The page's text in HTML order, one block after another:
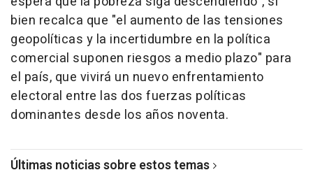
bien recalca que "el aumento de las tensiones
geopolíticas y la incertidumbre en la política
comercial suponen riesgos a medio plazo" para
el país, que vivirá un nuevo enfrentamiento
electoral entre las dos fuerzas políticas
dominantes desde los años noventa.
Últimas noticias sobre estos temas